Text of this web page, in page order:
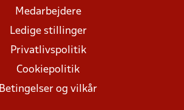
Medarbejdere
Ledige stillinger
Privatlivspolitik
Cookiepolitik
Betingelser og vilkår